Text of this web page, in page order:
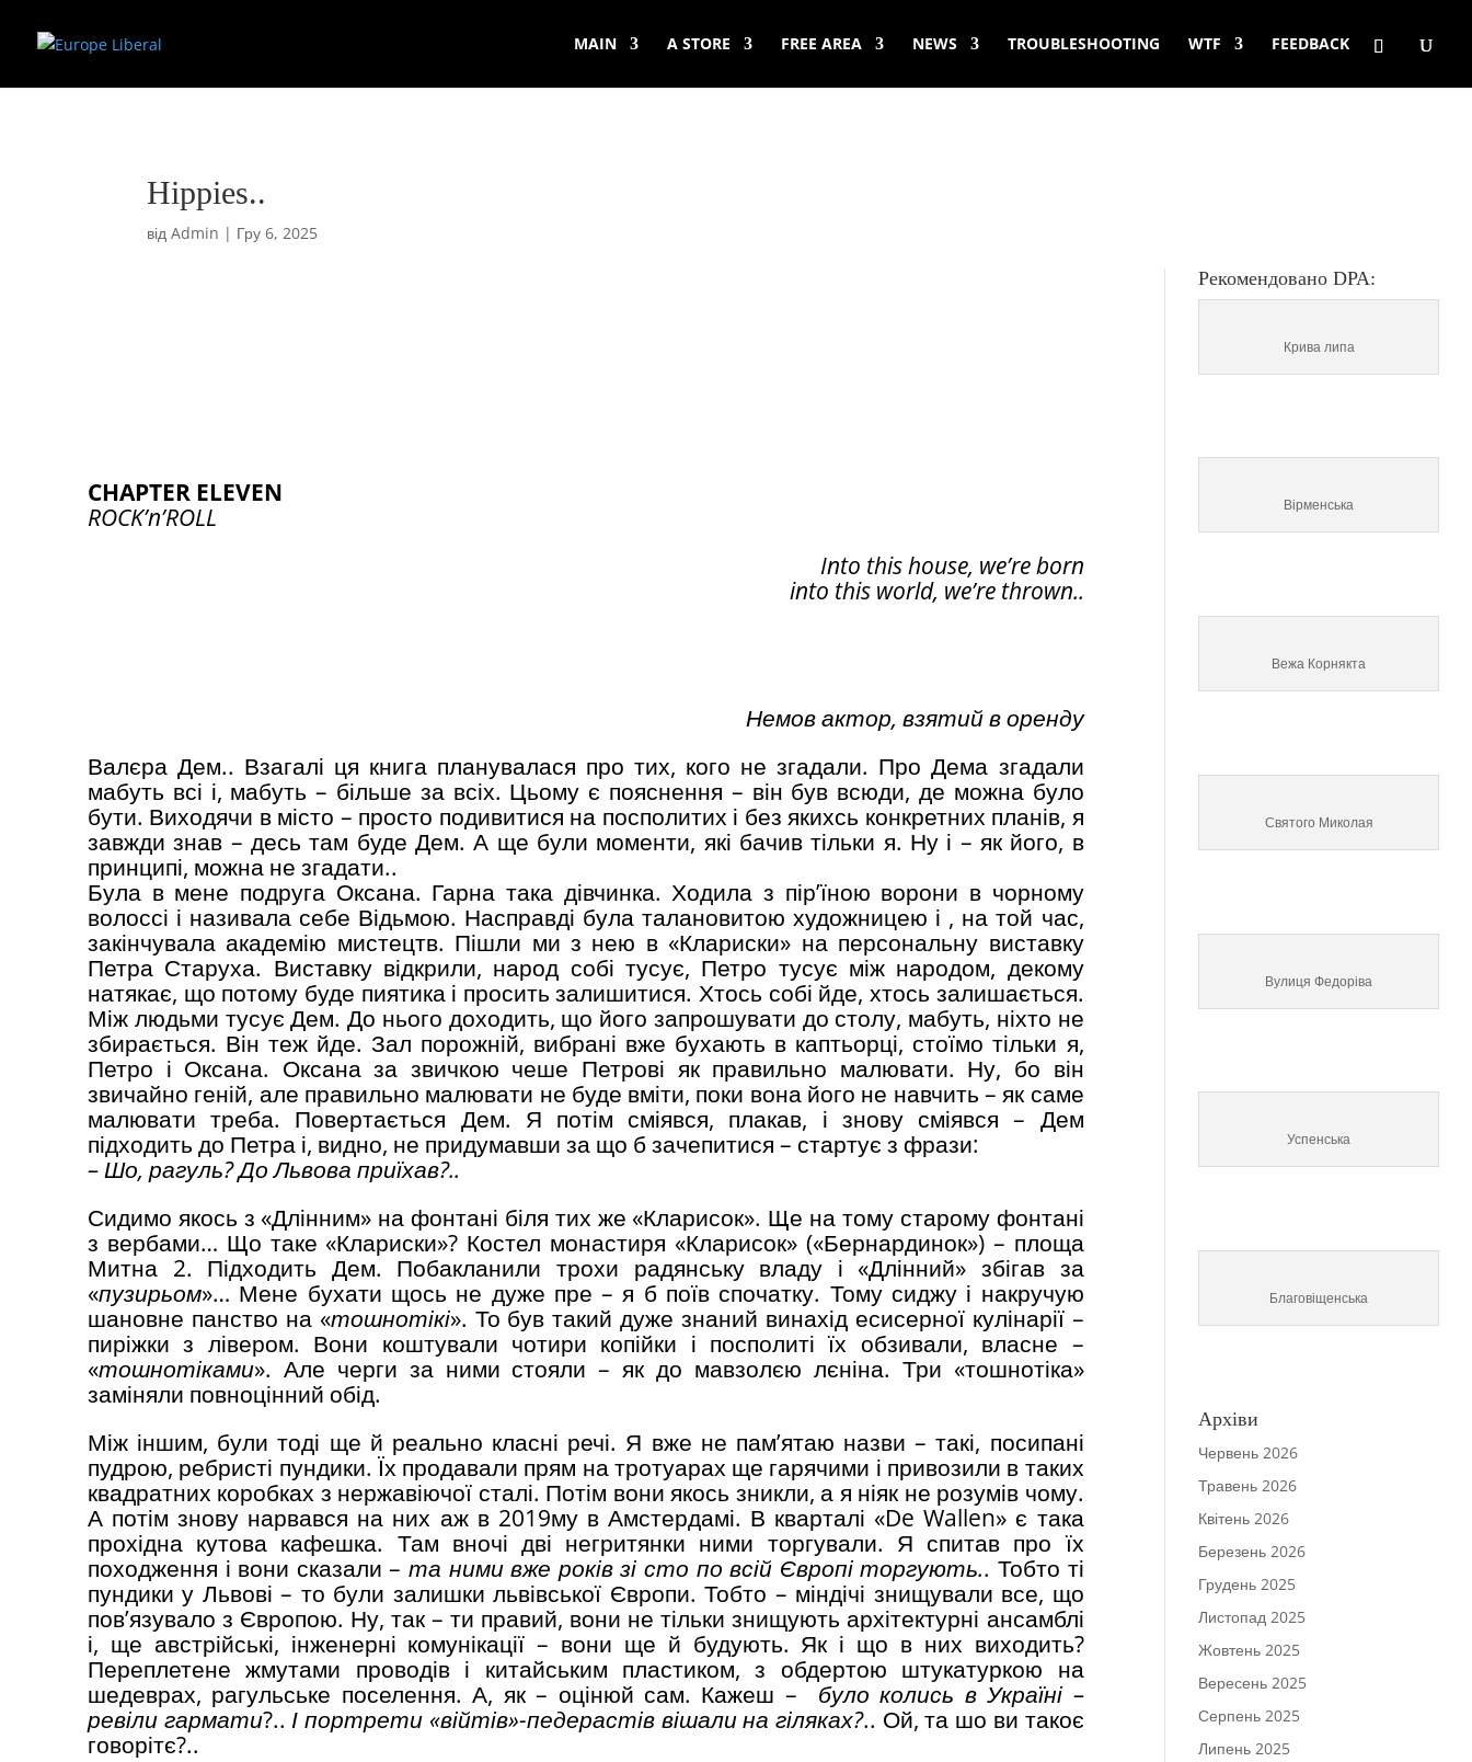
MAIN A STORE FREE AREA NEWS TROUBLESHOOTING WTF FEEDBACK
Hippies..
відAdmin | Гру 6, 2025
Рекомендовано DPA:
Крива липа
CHAPTER ELEVEN
ROCK’n’ROLL
Into this house, we’re born
into this world, we’re thrown..
Немов актор, взятий в оренду
Валєра Дем.. Взагалі ця книга планувалася про тих, кого не згадали. Про Дема згадали
мабуть всі і, мабуть – більше за всіх. Цьому є пояснення – він був всюди, де можна було
бути. Виходячи в місто – просто подивитися на посполитих і без якихсь конкретних планів, я
завжди знав – десь там буде Дем. А ще були моменти, які бачив тільки я. Ну і – як його, в
принципі, можна не згадати..
Була в мене подруга Оксана. Гарна така дівчинка. Ходила з пір’їною ворони в чорному
волоссі і називала себе Відьмою. Насправді була талановитою художницею і , на той час,
закінчувала академію мистецтв. Пішли ми з нею в «Клариски» на персональну виставку
Петра Старуха. Виставку відкрили, народ собі тусує, Петро тусує між народом, декому
натякає, що потому буде пиятика і просить залишитися. Хтось собі йде, хтось залишається.
Між людьми тусує Дем. До нього доходить, що його запрошувати до столу, мабуть, ніхто не
збирається. Він теж йде. Зал порожній, вибрані вже бухають в каптьорці, стоїмо тільки я,
Петро і Оксана. Оксана за звичкою чеше Петрові як правильно малювати. Ну, бо він
звичайно геній, але правильно малювати не буде вміти, поки вона його не навчить – як саме
малювати треба. Повертається Дем. Я потім сміявся, плакав, і знову сміявся – Дем
підходить до Петра і, видно, не придумавши за що б зачепитися – стартує з фрази:
– Шо, рагуль? ­До Львова приїхав?..
Сидимо якось з «Длінним» на фонтані біля тих же «Кларисок». Ще на тому старому фонтані
з вербами… Що таке «Клариски»? Костел монастиря «Кларисок» («Бернардинок») – площа
Митна 2. Підходить Дем. Побакланили трохи радянську владу і «Длінний» збігав за
«пузирьом»… Мене бухати щось не дуже пре – я б поїв спочатку. Тому сиджу і накручую
шановне панство на «тошнотікі». То був такий дуже знаний винахід есисерної кулінарії –
пиріжки з лівером. Вони коштували чотири копійки і посполиті їх обзивали, власне –
«тошнотіками». Але черги за ними стояли – як до мавзолєю лєніна. Три «тошнотіка»
заміняли повноцінний обід.
Між іншим, були тоді ще й реально класні речі. Я вже не пам’ятаю назви – такі, посипані
пудрою, ребристі пундики. Їх продавали прям на тротуарах ще гарячими і привозили в таких
квадратних коробках з нержавіючої сталі. Потім вони якось зникли, а я ніяк не розумів чому.
А потім знову нарвався на них аж в 2019му в Амстердамі. В кварталі «De Wallen» є така
прохідна кутова кафешка. Там вночі дві негритянки ними торгували. Я спитав про їх
походження і вони сказали – та ними вже років зі сто по всій Європі торгують.. Тобто ті
пундики у Львові – то були залишки львівської Європи. Тобто – міндічі знищували все, що
пов’язувало з Європою. Ну, так – ти правий, вони не тільки знищують архітектурні ансамблі
і, ще австрійські, інженерні комунікації – вони ще й будують. Як і що в них виходить?
Переплетене жмутами проводів і китайським пластиком, з обдертою штукатуркою на
шедеврах, рагульське поселення. А, як – оцінюй сам. Кажеш – було колись в Україні –
ревіли гармати?.. І портрети «війтів»-педерастів вішали на гіляках?.. Ой, та шо ви такоє
говорітє?..
Вірменська
Вежа Корнякта
Святого Миколая
Вулиця Федоріва
Успенська
Благовіщенська
Архіви
Червень 2026
Травень 2026
Квітень 2026
Березень 2026
Грудень 2025
Листопад 2025
Жовтень 2025
Вересень 2025
Серпень 2025
Липень 2025